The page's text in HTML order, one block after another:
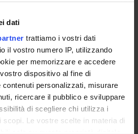
dati
trattiamo i vostri dati
il vostro numero IP, utilizzando
per memorizzare e accedere
dispositivo al fine di
contenuti personalizzati, misurare
ricercare il pubblico e sviluppare
di scegliere chi utilizza i
scopi. Le vostre scelte in materia di
solo su questa proprietà digitale
in two parts. First, we will
in the twentieth century, with in-
of topics they have allowed us to
Second, we will look more in depth
i.e. the history of emotions.
alla bibliografia